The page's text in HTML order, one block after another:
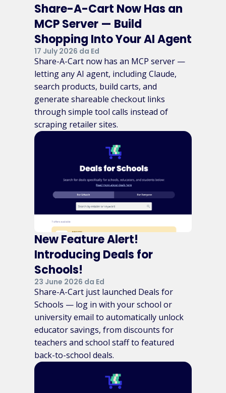
Share-A-Cart Now Has an
MCP Server — Build
Shopping Into Your AI Agent
17 July 2026 da Ed
Share-A-Cart now has an MCP server —
letting any AI agent, including Claude,
search products, build carts, and
generate shareable checkout links
through simple tool calls instead of
scraping retailer sites.
New Feature Alert!
Introducing Deals for
Schools!
23 June 2026 da Ed
Share-A-Cart just launched Deals for
Schools — log in with your school or
university email to automatically unlock
educator savings, from discounts for
teachers and school staff to featured
back-to-school deals.